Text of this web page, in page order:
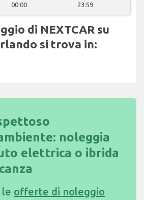
00:00 23:59
di NEXTCAR su
si trova in:
noleggia
elettrica o ibrida
le offerte di noleggio